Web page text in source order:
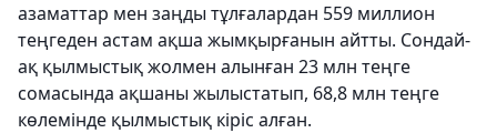
азаматтар мен заңды тұлғалардан 559 миллион
теңгеден астам ақша жымқырғанын айтты. Сондай-
ақ қылмыстық жолмен алынған 23 млн теңге
сомасында ақшаны жылыстатып, 68,8 млн теңге
көлемінде қылмыстық кіріс алған.